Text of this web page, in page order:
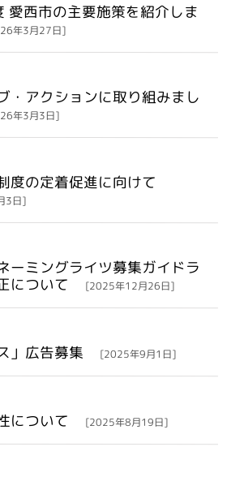
愛西市の主要施策を紹介しま
年3月27日]
・アクションに取り組みまし
年3月3日]
度の定着促進に向けて
3日]
ーミングライツ募集ガイドラ
について [2025年12月26日]
」広告募集 [2025年9月1日]
について [2025年8月19日]